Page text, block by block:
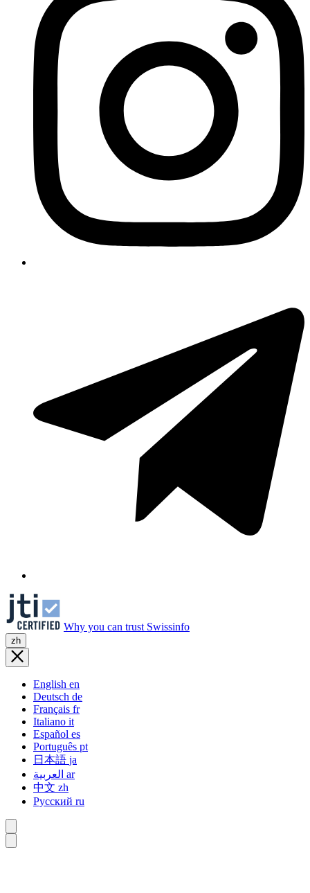
Why you can trust Swissinfo
zh
English en
Deutsch de
Français fr
Italiano it
Español es
Português pt
日本語 ja
ar
中文 zh
Русский ru